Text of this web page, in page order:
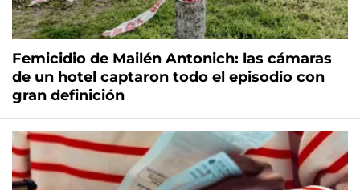
Femicidio de Mailén Antonich: las cámaras
de un hotel captaron todo el episodio con
gran definición